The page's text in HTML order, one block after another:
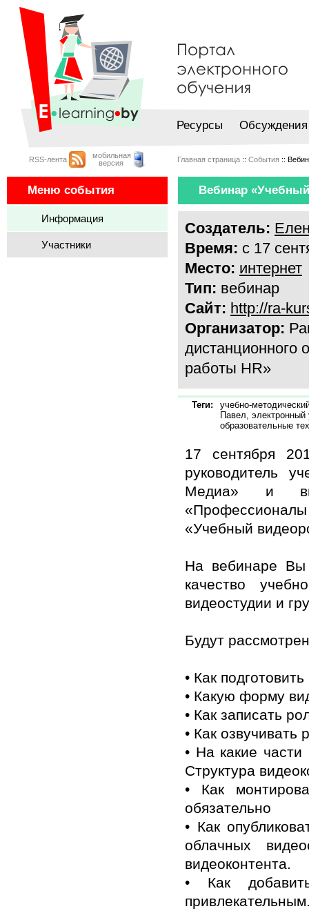
Ресурсы Обсуждения
RSS-лента
мобильная
версия
Главная страница :: События ::
Меню события
Информация
Участники
Вебинар
Создатель:
Время: с 17
Место: интернет
Тип: вебинар
Сайт: http://ra-
Организатор:
дистанционного
работы HR»
Теги:
учебно-
Павел, электронный
образовательные
17 сентября
руководитель
Медиа» и
«Учебный
На вебинаре Вы
качество
видеостудии и
Будут
• Как
• Какую форму
• Как записать
• Как озвучивать
• На какие
Структура
• Как
обязательно
• Как
облачных
видеоконтента.
• Как